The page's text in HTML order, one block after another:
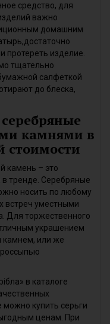
средство, для
важно
домашним
протереть изделие.
тщательно
салфеткой
до блеска,
камнями в
стоимости
камень – это
в тренде. Серебряные
носить по любому
встреч уместными
Для торжественного
украшением
камнем, или же
в каталоге
купить серьги
ценам. При